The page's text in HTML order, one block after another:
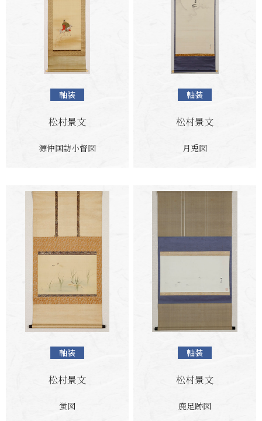
軸装
松村景文
源仲国訪小督図
軸装
松村景文
月兎図
軸装
松村景文
蛍図
軸装
松村景文
鹿足跡図